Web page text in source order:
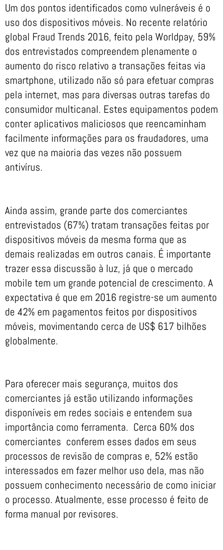
Um dos pontos identificados como vulneráveis é o
uso dos dispositivos móveis. No recente relatório
global Fraud Trends 2016, feito pela Worldpay, 59%
dos entrevistados compreendem plenamente o
aumento do risco relativo a transações feitas via
smartphone, utilizado não só para efetuar compras
pela internet, mas para diversas outras tarefas do
consumidor multicanal. Estes equipamentos podem
conter aplicativos maliciosos que reencaminham
facilmente informações para os fraudadores, uma
vez que na maioria das vezes não possuem
antivírus.
Ainda assim, grande parte dos comerciantes
entrevistados (67%) tratam transações feitas por
dispositivos móveis da mesma forma que as
demais realizadas em outros canais. É importante
trazer essa discussão à luz, já que o mercado
mobile tem um grande potencial de crescimento. A
expectativa é que em 2016 registre-se um aumento
de 42% em pagamentos feitos por dispositivos
móveis, movimentando cerca de US$ 617 bilhões
globalmente.
Para oferecer mais segurança, muitos dos
comerciantes já estão utilizando informações
disponíveis em redes sociais e entendem sua
importância como ferramenta. Cerca 60% dos
comerciantes conferem esses dados em seus
processos de revisão de compras e, 52% estão
interessados em fazer melhor uso dela, mas não
possuem conhecimento necessário de como iniciar
o processo. Atualmente, esse processo é feito de
forma manual por revisores.